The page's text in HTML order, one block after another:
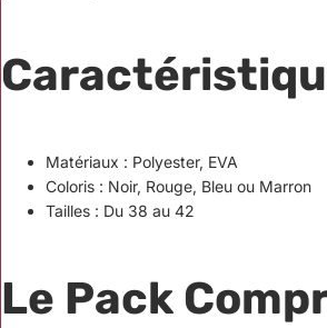
Matériaux : Polyester, EVA
Coloris : Noir, Rouge, Bleu ou Marron
Tailles : Du 38 au 42
Le Pack